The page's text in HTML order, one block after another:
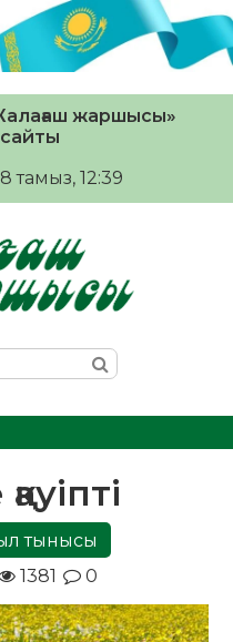
жаршысы»
сайты
тамыз, 12:39
тынысы
1381 0